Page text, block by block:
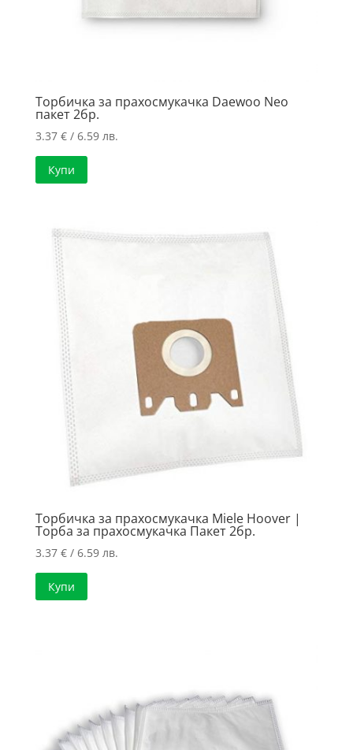
Торбичка за прахосмукачка Daewoo Neo
пакет 2бр.
3.37 €/ 6.59 лв.
Купи
Торбичка за прахосмукачка Miele Hoover |
Торба за прахосмукачка Пакет 2бр.
3.37 €/ 6.59 лв.
Купи